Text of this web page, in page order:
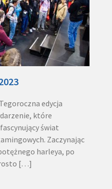
edycja
które
świat
Zaczynając
harleya, po
[…]